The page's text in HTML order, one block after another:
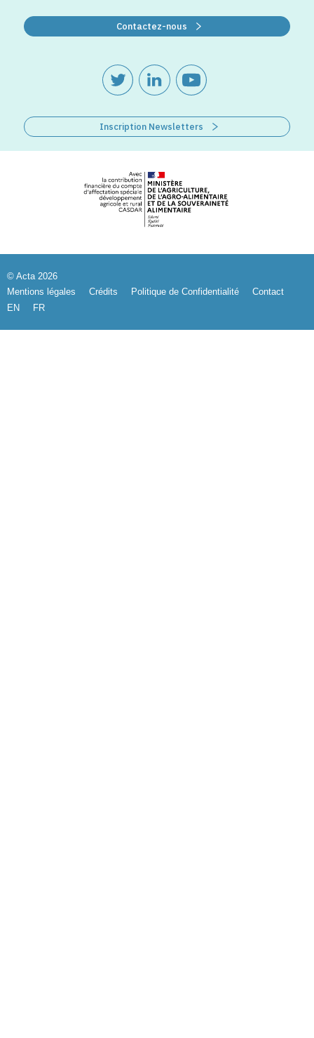
Contactez-nous
Inscription Newsletters
© Acta 2026
Mentions légales
Crédits Politique de Confidentialité
Contact
EN
FR